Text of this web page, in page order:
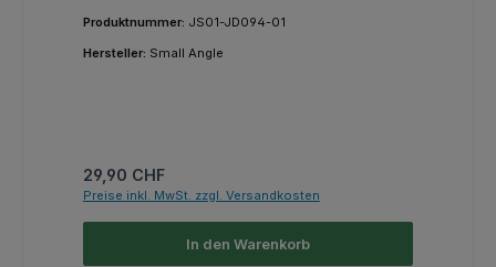
Produktnummer: JS01-JD094-01
Hersteller: Small Angle
Regulärer Preis:
29,90 CHF
Preise inkl. MwSt. zzgl. Versandkosten
In den Warenkorb